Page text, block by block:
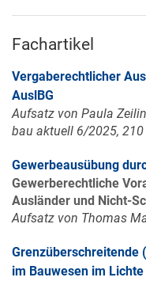
Fachartikel
Vergaberechtlicher
AuslBG
Aufsatz von Paula
bau aktuell 6/2025, 210
Gewerbeausübung
Gewerberechtliche
Ausländer und Nicht-
Aufsatz von Thomas
im Bauwesen im